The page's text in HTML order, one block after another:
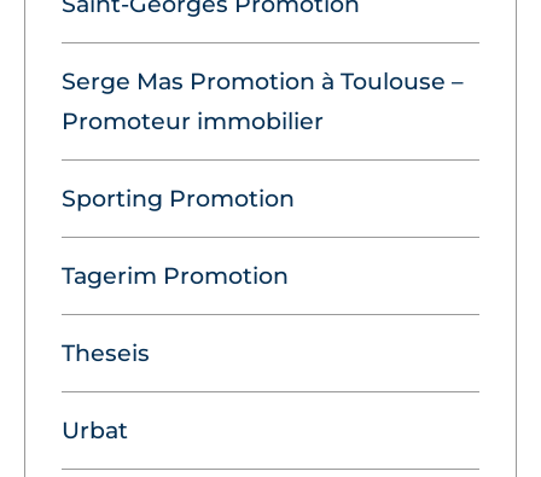
Serge Mas Promotion à Toulouse –
Promoteur immobilier
Sporting Promotion
Tagerim Promotion
Theseis
Urbat